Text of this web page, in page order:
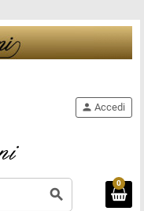
search
person Accedi
0